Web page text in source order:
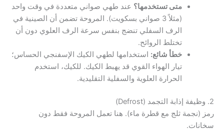
متى تستخدمها؟ عند طهي صواني متعددة في وقت واحد
(مثلاً 3 صواني بسكويت). المروحة تضمن أن الصينية في
الرف السفلي تنضج بنفس سرعة الرف العلوي دون أن
تختلط الروائح.
خطأ شائع: استخدامها لطهي الكيك الإسفنجي الحساس؛
تيار الهواء القوي قد يهبط الكيك. للكيك، استخدم
الحرارة العلوية والسفلية التقليدية.
2. وظيفة إذابة التجمد (Defrost)
رمز (نجمة ثلج مع قطرة ماء). هنا تعمل المروحة فقط دون
سخانات.